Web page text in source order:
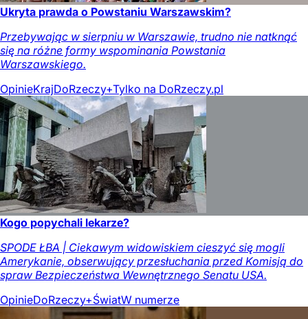
Ukryta prawda o Powstaniu Warszawskim?
Przebywając w sierpniu w Warszawie, trudno nie natknąć
się na różne formy wspominania Powstania
Warszawskiego.
OpinieKrajDoRzeczy+Tylko na DoRzeczy.pl
Kogo popychali lekarze?
SPODE ŁBA | Ciekawym widowiskiem cieszyć się mogli
Amerykanie, obserwujący przesłuchania przed Komisją do
spraw Bezpieczeństwa Wewnętrznego Senatu USA.
OpinieDoRzeczy+ŚwiatW numerze